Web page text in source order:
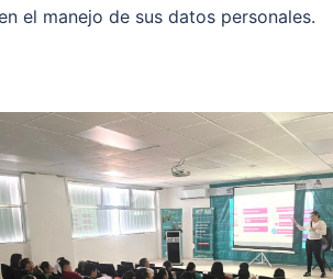
el manejo de sus datos personales.